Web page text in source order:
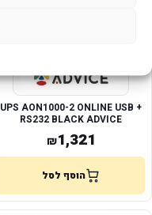
UPS AON1000-2 ONLINE USB +
RS232 BLACK ADVICE
₪1,321
הוסף לסל